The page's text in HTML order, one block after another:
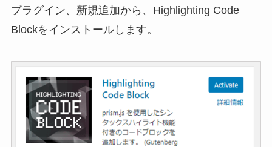
プラグイン、新規追加から、Highlighting Code
Blockをインストールします。